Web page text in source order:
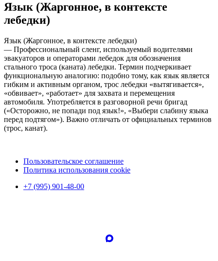
Язык (Жаргонное, в контексте
лебедки)
Язык (Жаргонное, в контексте лебедки)
— Профессиональный сленг, используемый водителями
эвакуаторов и операторами лебедок для обозначения
стального троса (каната) лебедки. Термин подчеркивает
функциональную аналогию: подобно тому, как язык является
гибким и активным органом, трос лебедки «вытягивается»,
«обвивает», «работает» для захвата и перемещения
автомобиля. Употребляется в разговорной речи бригад
(«Осторожно, не попади под язык!», «Выбери слабину языка
перед подтягом»). Важно отличать от официальных терминов
(трос, канат).
Пользовательское соглашение
Политика использования cookie
+7 (995) 901-48-00